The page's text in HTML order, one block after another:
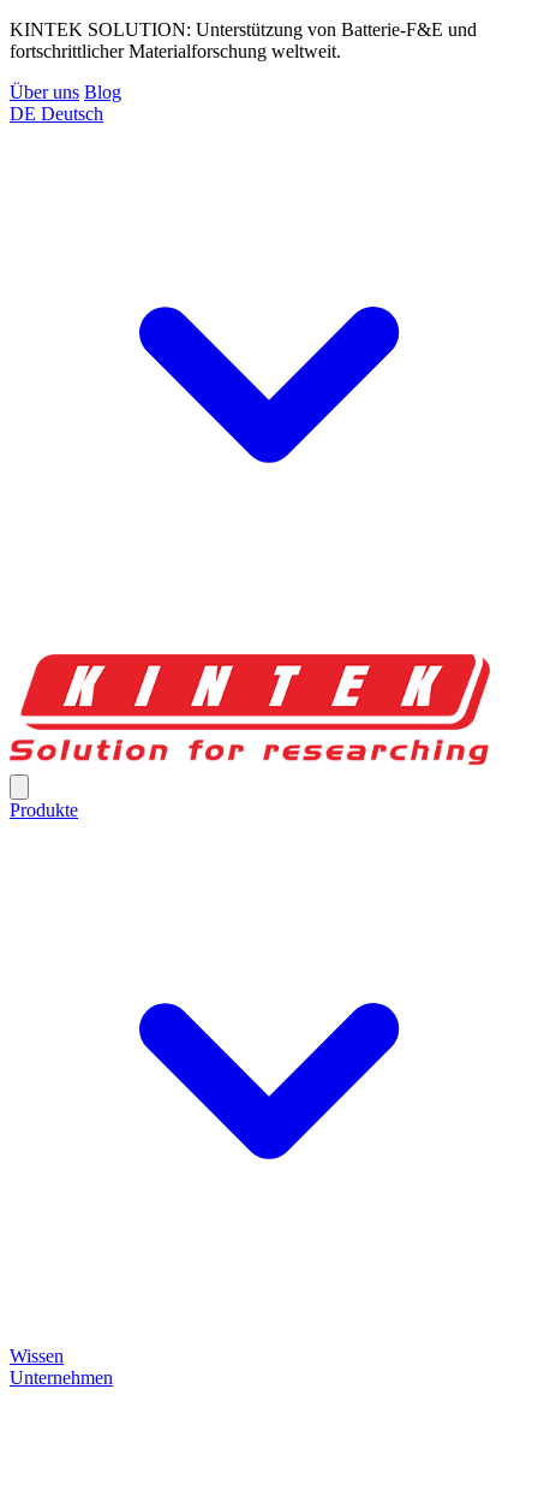
KINTEK SOLUTION: Unterstützung von Batterie-F&E und
fortschrittlicher Materialforschung weltweit.
Über uns Blog
DE Deutsch
Produkte
Wissen
Unternehmen